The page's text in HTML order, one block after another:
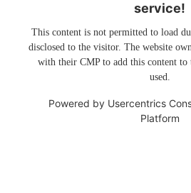
service!
This content is not permitted to load
disclosed to the visitor. The website
with their CMP to add this content to
used.
Powered by Usercentrics
Platform